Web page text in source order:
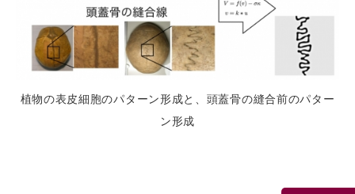
植物の表皮細胞のパターン形成と、頭蓋骨の縫合前のパター
ン形成